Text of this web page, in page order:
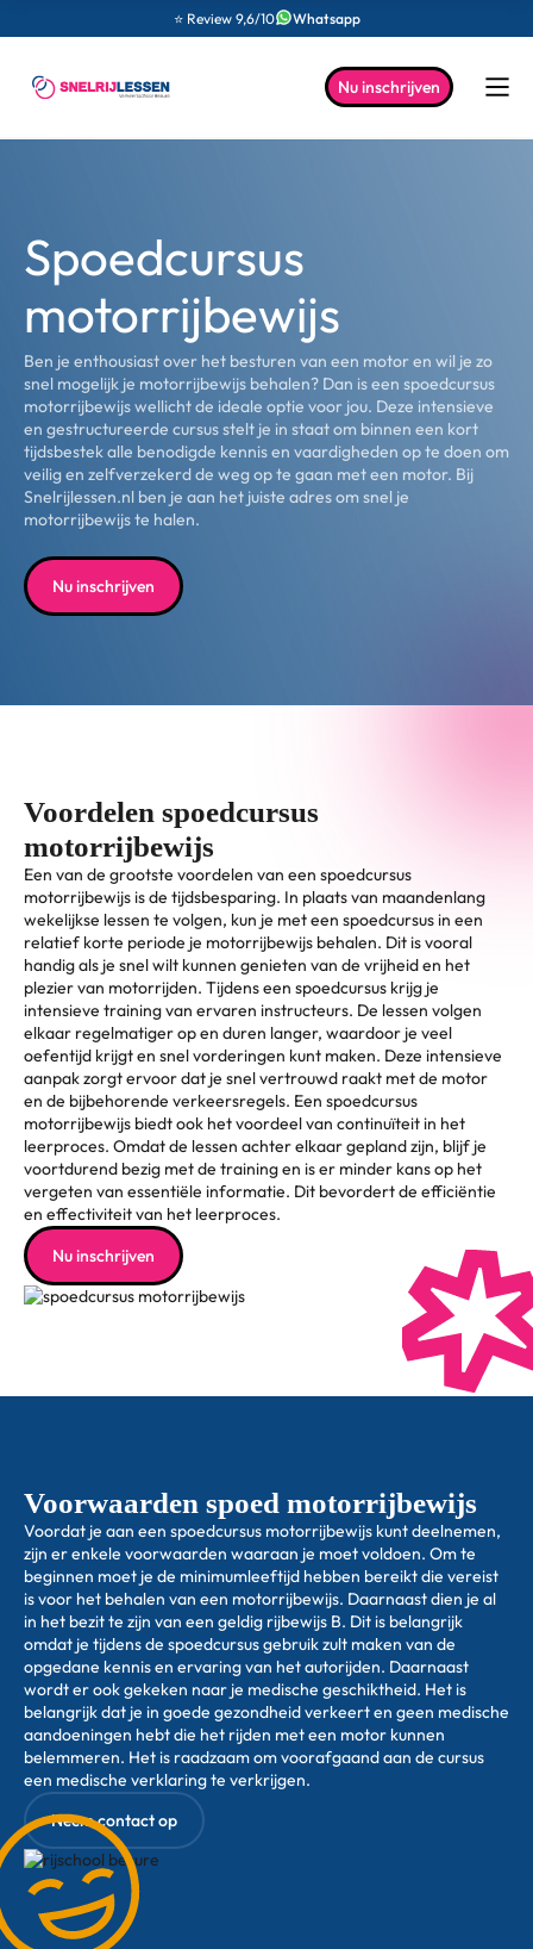
⭐ Review 9,6/10 Whatsapp
Nu inschrijven
Spoedcursus
motorrijbewijs
Ben je enthousiast over het besturen van een motor en wil je zo
snel mogelijk je motorrijbewijs behalen? Dan is een spoedcursus
motorrijbewijs wellicht de ideale optie voor jou. Deze intensieve
en gestructureerde cursus stelt je in staat om binnen een kort
tijdsbestek alle benodigde kennis en vaardigheden op te doen om
veilig en zelfverzekerd de weg op te gaan met een motor. Bij
Snelrijlessen.nl ben je aan het juiste adres om snel je
motorrijbewijs te halen.
Nu inschrijven
Voordelen spoedcursus
motorrijbewijs
Een van de grootste voordelen van een spoedcursus
motorrijbewijs is de tijdsbesparing. In plaats van maandenlang
wekelijkse lessen te volgen, kun je met een spoedcursus in een
relatief korte periode je motorrijbewijs behalen. Dit is vooral
handig als je snel wilt kunnen genieten van de vrijheid en het
plezier van motorrijden. Tijdens een spoedcursus krijg je
intensieve training van ervaren instructeurs. De lessen volgen
elkaar regelmatiger op en duren langer, waardoor je veel
oefentijd krijgt en snel vorderingen kunt maken. Deze intensieve
aanpak zorgt ervoor dat je snel vertrouwd raakt met de motor
en de bijbehorende verkeersregels. Een spoedcursus
motorrijbewijs biedt ook het voordeel van continuïteit in het
leerproces. Omdat de lessen achter elkaar gepland zijn, blijf je
voortdurend bezig met de training en is er minder kans op het
vergeten van essentiële informatie. Dit bevordert de efficiëntie
en effectiviteit van het leerproces.
Nu inschrijven
Voorwaarden spoed motorrijbewijs
Voordat je aan een spoedcursus motorrijbewijs kunt deelnemen,
zijn er enkele voorwaarden waaraan je moet voldoen. Om te
beginnen moet je de minimumleeftijd hebben bereikt die vereist
is voor het behalen van een motorrijbewijs. Daarnaast dien je al
in het bezit te zijn van een geldig rijbewijs B. Dit is belangrijk
omdat je tijdens de spoedcursus gebruik zult maken van de
opgedane kennis en ervaring van het autorijden. Daarnaast
wordt er ook gekeken naar je medische geschiktheid. Het is
belangrijk dat je in goede gezondheid verkeert en geen medische
aandoeningen hebt die het rijden met een motor kunnen
belemmeren. Het is raadzaam om voorafgaand aan de cursus
een medische verklaring te verkrijgen.
Neem contact op